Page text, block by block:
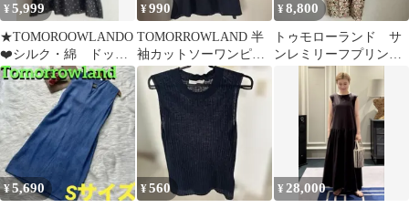
¥5,999
★TOMOROOWLANDO
❤️シルク・綿 ドット
柄 ワンピース 美品‼️お
値下げ‼️
¥990
TOMORROWLAND 半
袖カットソーワンピー
ス ブラック 36
¥8,800
トゥモローランド サ
ンレミリーフプリント
ノースリーブワンピー
¥5,690 ¥560 ¥ 28,000